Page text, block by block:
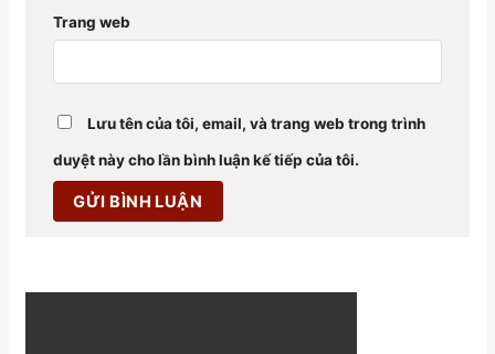
Trang web
Lưu tên của tôi, email, và trang web trong trình
duyệt này cho lần bình luận kế tiếp của tôi.